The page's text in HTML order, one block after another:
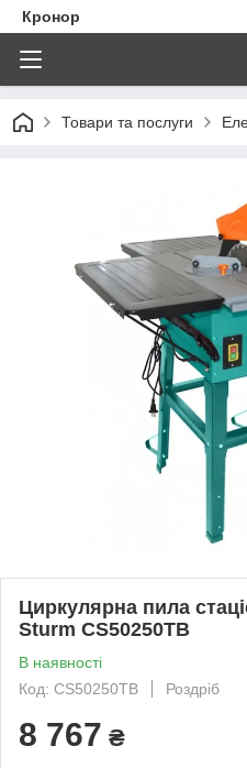
Кронор
Товари та послуги
Циркулярна пила
Sturm CS50250TB
В наявності
Код: CS50250TB
Роздріб
8 767 ₴